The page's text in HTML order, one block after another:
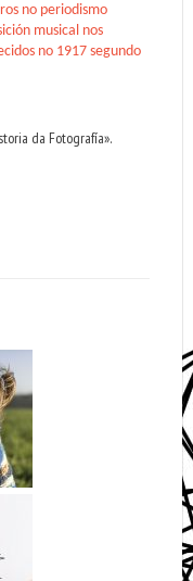
no periodismo
musical nos
no 1917 segundo
da Fotografía».